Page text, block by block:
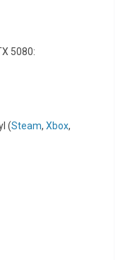
5080:
(Steam, Xbox,